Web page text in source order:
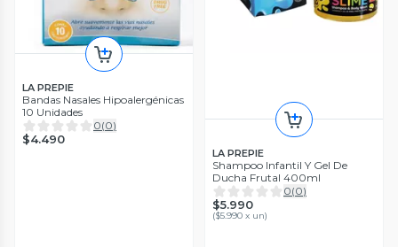
LA PREPIE
Bandas Nasales Hipoalergénicas
10 Unidades
0(0)
$4.490
LA PREPIE
Shampoo Infantil Y Gel De
Ducha Frutal 400ml
0(0)
$5.990
($5.990 x un)